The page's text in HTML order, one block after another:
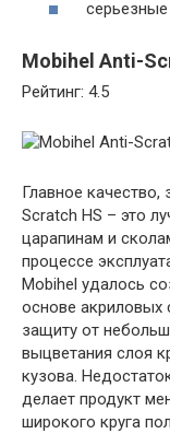
серьезные
Mobihel Anti-
Рейтинг: 4.5
Главное
Scratch HS – это
царапинам и
процессе
Mobihel удалось
основе акриловых
защиту от
выцветания слоя
кузова.
делает продукт
широкого круга